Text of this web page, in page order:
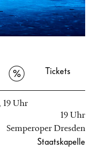
Tickets
19 Uhr
19 Uhr
Semperoper Dresden
Staatskapelle